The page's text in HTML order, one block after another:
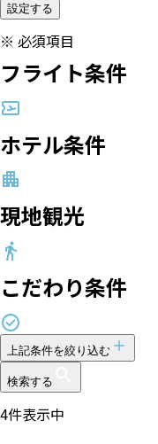
設定する
※ 必須項目
フライト条件
ホテル条件
現地観光
こだわり条件
上記条件を絞り込む
検索する
4件表示中